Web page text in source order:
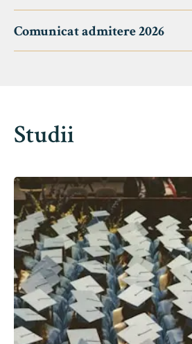
Comunicat admitere 2026
Studii